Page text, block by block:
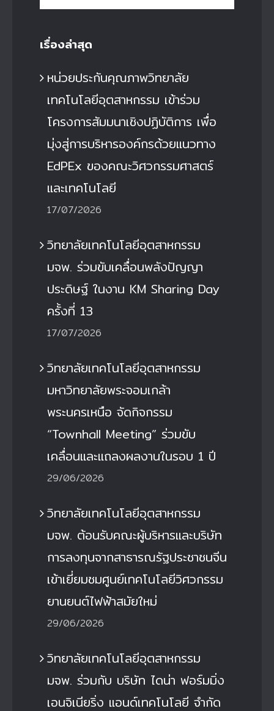
for:
เรื่องล่าสุด
หน่วยประกันคุณภาพวิทยาลัย
เทคโนโลยีอุตสาหกรรม เข้าร่วม
โครงการสัมมนาเชิงปฏิบัติการ เพื่อ
มุ่งสู่การบริหารองค์กรด้วยแนวทาง
EdPEx ของคณะวิศวกรรมศาสตร์
และเทคโนโลยี
17/07/2026
วิทยาลัยเทคโนโลยีอุตสาหกรรม
มจพ. ร่วมขับเคลื่อนพลังปัญญา
ประดิษฐ์ ในงาน KM Sharing Day
ครั้งที่ 13
17/07/2026
วิทยาลัยเทคโนโลยีอุตสาหกรรม
มหาวิทยาลัยพระจอมเกล้า
พระนครเหนือ จัดกิจกรรม
“Townhall Meeting” ร่วมขับ
เคลื่อนและแถลงผลงานในรอบ 1 ปี
29/06/2026
วิทยาลัยเทคโนโลยีอุตสาหกรรม
มจพ. ต้อนรับคณะผู้บริหารและบริษัท
การลงทุนจากสาธารณรัฐประชาชนจีน
เข้าเยี่ยมชมศูนย์เทคโนโลยีวิศวกรรม
ยานยนต์ไฟฟ้าสมัยใหม่
29/06/2026
วิทยาลัยเทคโนโลยีอุตสาหกรรม
มจพ. ร่วมกับ บริษัท ไดน่า ฟอร์มมิ่ง
เอนจิเนียริ่ง แอนด์เทคโนโลยี จำกัด